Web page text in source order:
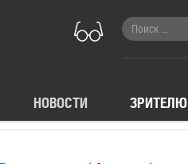
НОВОСТИ ЗРИТЕЛЮ